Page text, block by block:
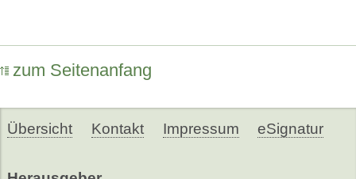
zum Seitenanfang
Übersicht Kontakt Impressum eSignatur